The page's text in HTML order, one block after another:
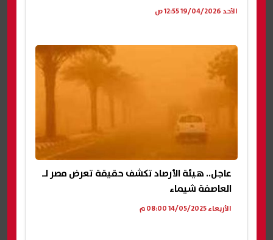
الأحد 19/04/2026 12:55 ص
عاجل.. هيئة الأرصاد تكشف حقيقة تعرض مصر لـ
العاصفة شيماء
الأربعاء 14/05/2025 08:00 م